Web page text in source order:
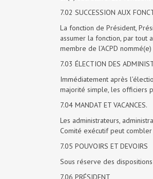
7.02 SUCCESSION AUX
La fonction de Président,
assumer la fonction, par tout
membre de l’ACPD
7.03 ÉLECTION DES
Immédiatement après
majorité simple, les officiers
7.04 MANDAT ET VACANCES.
Les administrateurs,
Comité exécutif peut
7.05 POUVOIRS ET DEVOIRS
Sous réserve des
7.06 PRÉSIDENT